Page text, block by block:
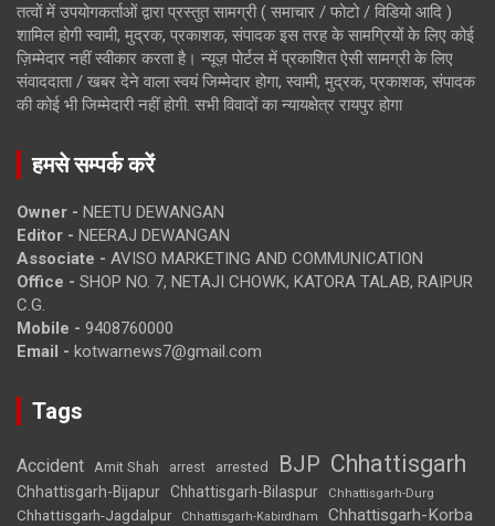
तत्वों में उपयोगकर्ताओं द्वारा प्रस्तुत सामग्री ( समाचार / फोटो / विडियो आदि )
शामिल होगी स्वामी, मुद्रक, प्रकाशक, संपादक इस तरह के सामग्रियों के लिए कोई
ज़िम्मेदार नहीं स्वीकार करता है। न्यूज़ पोर्टल में प्रकाशित ऐसी सामग्री के लिए
संवाददाता / खबर देने वाला स्वयं जिम्मेदार होगा, स्वामी, मुद्रक, प्रकाशक, संपादक
की कोई भी जिम्मेदारी नहीं होगी. सभी विवादों का न्यायक्षेत्र रायपुर होगा
हमसे सम्पर्क करें
Owner - NEETU DEWANGAN
Editor - NEERAJ DEWANGAN
Associate - AVISO MARKETING AND COMMUNICATION
Office - SHOP NO. 7, NETAJI CHOWK, KATORA TALAB, RAIPUR
C.G.
Mobile - 9408760000
Email - kotwarnews7@gmail.com
Tags
Accident Amit Shah arrest arrested BJP Chhattisgarh
Chhattisgarh-Bijapur Chhattisgarh-Bilaspur Chhattisgarh-Durg
Chhattisgarh-Jagdalpur Chhattisgarh-Kabirdham Chhattisgarh-Korba